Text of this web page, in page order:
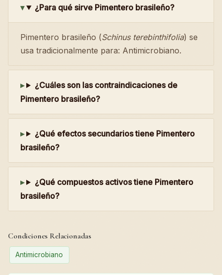
¿Para qué sirve Pimentero brasileño?
Pimentero brasileño (Schinus terebinthifolia) se
usa tradicionalmente para: Antimicrobiano.
¿Cuáles son las contraindicaciones de
Pimentero brasileño?
¿Qué efectos secundarios tiene Pimentero
brasileño?
¿Qué compuestos activos tiene Pimentero
brasileño?
Condiciones Relacionadas
Antimicrobiano